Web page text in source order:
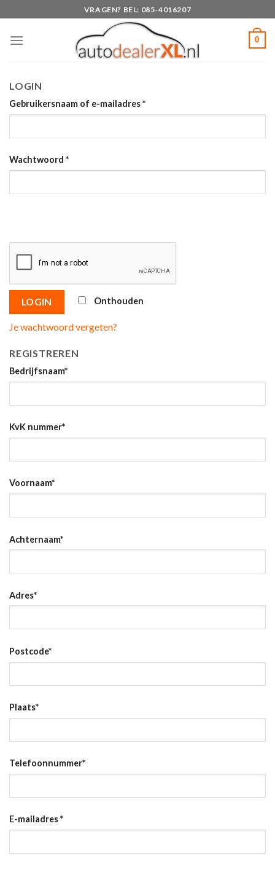
to
content
VRAGEN? BEL: 085-4016207
0
LOGIN
Gebruikersnaam of e-mailadres*
Wachtwoord *
LOGIN Onthouden
Je wachtwoord vergeten?
REGISTREREN
Bedrijfsnaam*
KvK nummer*
Voornaam*
Achternaam*
Adres*
Postcode*
Plaats*
Telefoonnummer*
E-mailadres*